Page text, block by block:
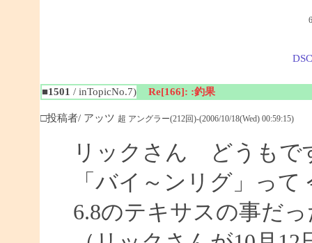
■1501 / inTopicNo.7) Re[166]: :釣果
□投稿者/ アッツ 超 アングラー(212回)-(2006/10/18(Wed) 00:59:15)
リックさん どうもで
「バイ～ンリグ」っ
6.8のテキサスの事だ